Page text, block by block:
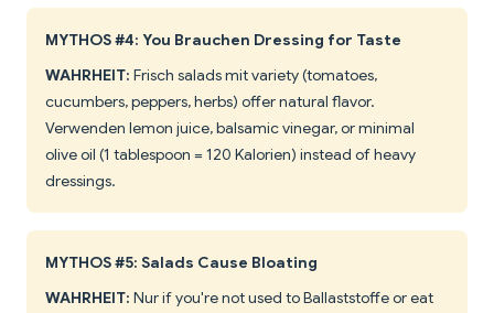
MYTHOS #4: You Brauchen Dressing for Taste
WAHRHEIT: Frisch salads mit variety (tomatoes,
cucumbers, peppers, herbs) offer natural flavor.
Verwenden lemon juice, balsamic vinegar, or minimal
olive oil (1 tablespoon = 120 Kalorien) instead of heavy
dressings.
MYTHOS #5: Salads Cause Bloating
WAHRHEIT: Nur if you're not used to Ballaststoffe or eat